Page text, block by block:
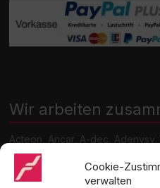
Cookie-
verwalten
Wir arbeiten
Acteon, Ancar, A-dec, Adenysy,
Cattani, Chirana, DCI, Dürr, ETI,
Medentex, Melag, Midmark,
Hygiene, Ritter, Satelec,